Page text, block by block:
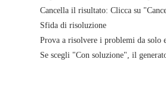
Cancella il risultato: Clicca su
Sfida di risoluzione
Prova a risolvere i problemi da solo
Se scegli "Con soluzione", il